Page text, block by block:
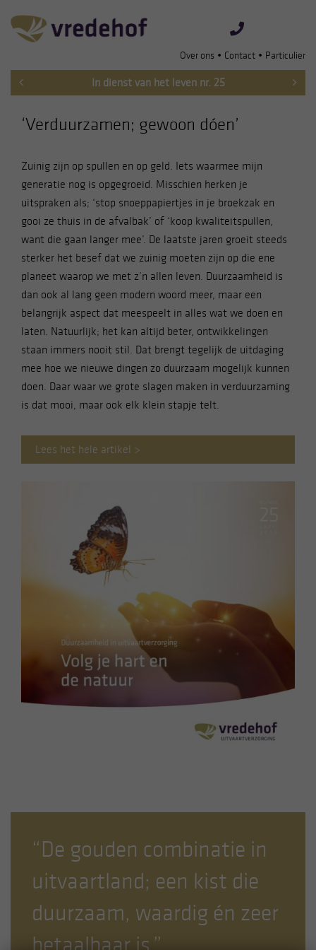
Over ons • Contact • Particulier
In dienst van het leven nr. 25
‘Verduurzamen; gewoon dóen’
Zuinig zijn op spullen en op geld. Iets waarmee mijn
generatie nog is opgegroeid. Misschien herken je
uitspraken als; ‘stop snoeppapiertjes in je broekzak en
gooi ze thuis in de afvalbak’ of ‘koop kwaliteitspullen,
want die gaan langer mee’. De laatste jaren groeit steeds
sterker het besef dat we zuinig moeten zijn op die ene
planeet waarop we met z’n allen leven. Duurzaamheid is
dan ook al lang geen modern woord meer, maar een
belangrijk aspect dat meespeelt in alles wat we doen en
laten. Natuurlijk; het kan altijd beter, ontwikkelingen
staan immers nooit stil. Dat brengt tegelijk de uitdaging
mee hoe we nieuwe dingen zo duurzaam mogelijk kunnen
doen. Daar waar we grote slagen maken in verduurzaming
is dat mooi, maar ook elk klein stapje telt.
Lees het hele artikel >
“De gouden combinatie in
uitvaartland; een kist die
duurzaam, waardig én zeer